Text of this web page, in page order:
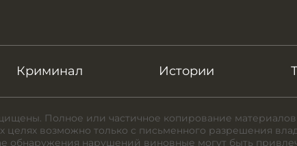
Криминал Истории
Полное или частичное копирование
целях возможно только с письменного разрешения
обнаружения нарушений виновные могут быть